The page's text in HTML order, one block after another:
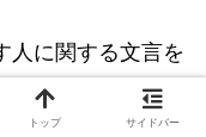
人に関する文言を
か？
トップ サイドバー